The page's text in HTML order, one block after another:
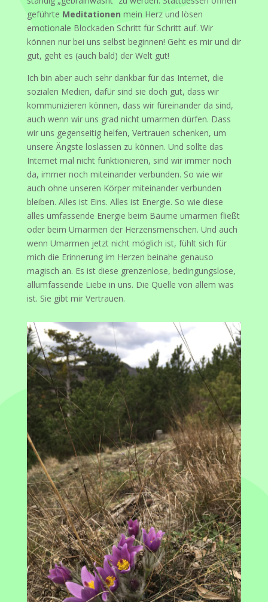
geführte Meditationen mein Herz und lösen
emotionale Blockaden Schritt für Schritt auf. Wir
können nur bei uns selbst beginnen! Geht es mir und dir
gut, geht es (auch bald) der Welt gut!
Ich bin aber auch sehr dankbar für das Internet, die
sozialen Medien, dafür sind sie doch gut, dass wir
kommunizieren können, dass wir füreinander da sind,
auch wenn wir uns grad nicht umarmen dürfen. Dass
wir uns gegenseitig helfen, Vertrauen schenken, um
unsere Ängste loslassen zu können. Und sollte das
Internet mal nicht funktionieren, sind wir immer noch
da, immer noch miteinander verbunden. So wie wir
auch ohne unseren Körper miteinander verbunden
bleiben. Alles ist Eins. Alles ist Energie. So wie diese
alles umfassende Energie beim Bäume umarmen fließt
oder beim Umarmen der Herzensmenschen. Und auch
wenn Umarmen jetzt nicht möglich ist, fühlt sich für
mich die Erinnerung im Herzen beinahe genauso
magisch an. Es ist diese grenzenlose, bedingungslose,
allumfassende Liebe in uns. Die Quelle von allem was
ist. Sie gibt mir Vertrauen.